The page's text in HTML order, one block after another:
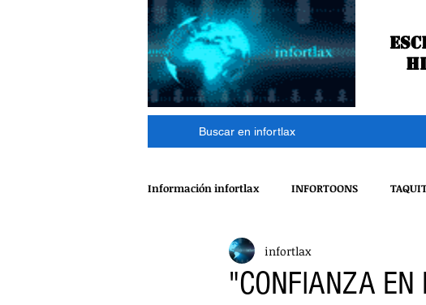
Buscar en infortlax
Información infortlax INFORTOONS
ESPECTACULOS CINE
"CONFIANZA EN
infortlax